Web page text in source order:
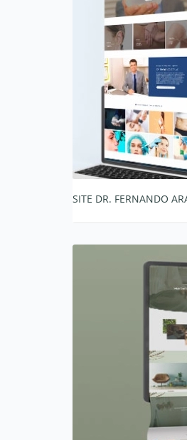
SITE DR. FERNANDO